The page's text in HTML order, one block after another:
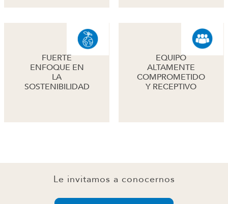
FUERTE
ENFOQUE EN
LA
SOSTENIBILIDAD
EQUIPO
ALTAMENTE
COMPROMETIDO
Y RECEPTIVO
Le invitamos a conocernos